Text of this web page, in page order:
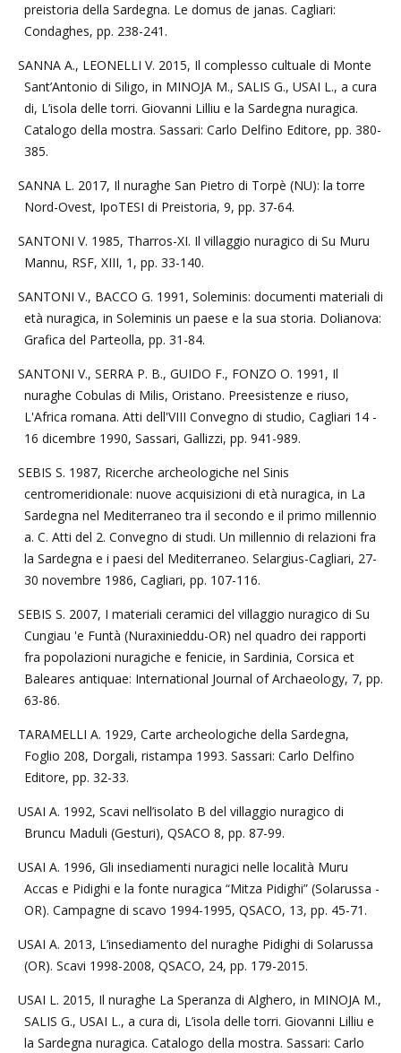
preistoria della Sardegna. Le domus de janas. Cagliari:
Condaghes, pp. 238-241.
SANNA A., LEONELLI V. 2015, Il complesso cultuale di Monte
Sant’Antonio di Siligo, in MINOJA M., SALIS G., USAI L., a cura
di, L’isola delle torri. Giovanni Lilliu e la Sardegna nuragica.
Catalogo della mostra. Sassari: Carlo Delfino Editore, pp. 380-
385.
SANNA L. 2017, Il nuraghe San Pietro di Torpè (NU): la torre
Nord-Ovest, IpoTESI di Preistoria, 9, pp. 37-64.
SANTONI V. 1985, Tharros-XI. Il villaggio nuragico di Su Muru
Mannu, RSF, XIII, 1, pp. 33-140.
SANTONI V., BACCO G. 1991, Soleminis: documenti materiali di
età nuragica, in Soleminis un paese e la sua storia. Dolianova:
Grafica del Parteolla, pp. 31-84.
SANTONI V., SERRA P. B., GUIDO F., FONZO O. 1991, Il
nuraghe Cobulas di Milis, Oristano. Preesistenze e riuso,
L'Africa romana. Atti dell'VIII Convegno di studio, Cagliari 14 -
16 dicembre 1990, Sassari, Gallizzi, pp. 941-989.
SEBIS S. 1987, Ricerche archeologiche nel Sinis
centromeridionale: nuove acquisizioni di età nuragica, in La
Sardegna nel Mediterraneo tra il secondo e il primo millennio
a. C. Atti del 2. Convegno di studi. Un millennio di relazioni fra
la Sardegna e i paesi del Mediterraneo. Selargius-Cagliari, 27-
30 novembre 1986, Cagliari, pp. 107-116.
SEBIS S. 2007, I materiali ceramici del villaggio nuragico di Su
Cungiau 'e Funtà (Nuraxinieddu-OR) nel quadro dei rapporti
fra popolazioni nuragiche e fenicie, in Sardinia, Corsica et
Baleares antiquae: International Journal of Archaeology, 7, pp.
63-86.
TARAMELLI A. 1929, Carte archeologiche della Sardegna,
Foglio 208, Dorgali, ristampa 1993. Sassari: Carlo Delfino
Editore, pp. 32-33.
USAI A. 1992, Scavi nell’isolato B del villaggio nuragico di
Bruncu Maduli (Gesturi), QSACO 8, pp. 87-99.
USAI A. 1996, Gli insediamenti nuragici nelle località Muru
Accas e Pidighi e la fonte nuragica “Mitza Pidighi” (Solarussa -
OR). Campagne di scavo 1994-1995, QSACO, 13, pp. 45-71.
USAI A. 2013, L’insediamento del nuraghe Pidighi di Solarussa
(OR). Scavi 1998-2008, QSACO, 24, pp. 179-2015.
USAI L. 2015, Il nuraghe La Speranza di Alghero, in MINOJA M.,
SALIS G., USAI L., a cura di, L’isola delle torri. Giovanni Lilliu e
la Sardegna nuragica. Catalogo della mostra. Sassari: Carlo